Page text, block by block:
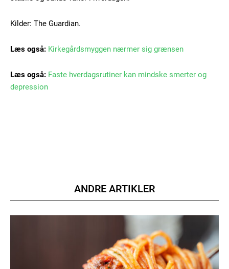
/ forever
Praesent euismod ac
Nullam eu erat condimentum
Donec quis est ac felis
Member full access
Kilder: The Guardian.
Læs også: Kirkegårdsmyggen nærmer sig grænsen
Læs også: Faste hverdagsrutiner kan mindske smerter og
depression
ANDRE ARTIKLER